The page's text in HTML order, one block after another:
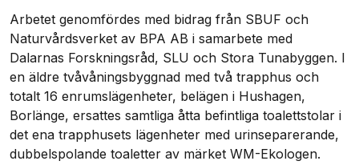
Arbetet genomfördes med bidrag från SBUF och
Naturvårdsverket av BPA AB i samarbete med
Dalarnas Forskningsråd, SLU och Stora Tunabyggen. I
en äldre tvåvåningsbyggnad med två trapphus och
totalt 16 enrumslägenheter, belägen i Hushagen,
Borlänge, ersattes samtliga åtta befintliga toalettstolar i
det ena trapphusets lägenheter med urinseparerande,
dubbelspolande toaletter av märket WM-Ekologen.